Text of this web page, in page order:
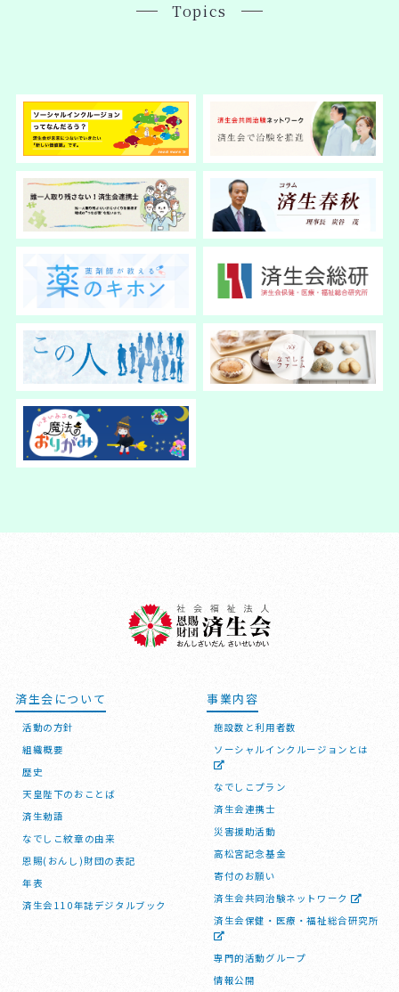
Topics
済生会について
活動の方針
組織概要
歴史
天皇陛下のおことば
済生勅語
なでしこ紋章の由来
恩賜(おんし)財団の表記
年表
済生会110年誌デジタルブック
事業内容
施設数と利用者数
ソーシャルインクルージョンとは
なでしこプラン
済生会連携士
災害援助活動
高松宮記念基金
寄付のお願い
済生会共同治験ネットワーク
済生会保健・医療・福祉総合研究所
専門的活動グループ
情報公開